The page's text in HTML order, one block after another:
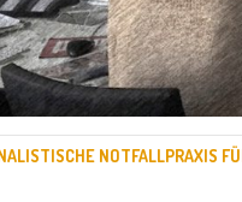
NOTFALLPRAXIS